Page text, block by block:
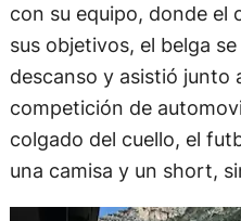
con su equipo, donde el
sus objetivos, el belga
descanso y asistió junto
competición de
colgado del cuello, el
una camisa y un short,